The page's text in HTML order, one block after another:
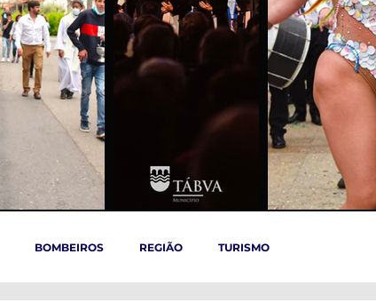
BOMBEIROS REGIÃO TURISMO